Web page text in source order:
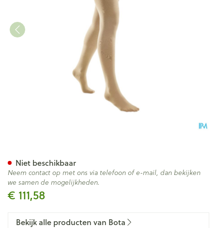
€ 111,58
Niet beschikbaar
Neem contact op met ons via telefoon of e-mail, dan bekijken
we samen de mogelijkheden.
Bekijk alle producten van Bota